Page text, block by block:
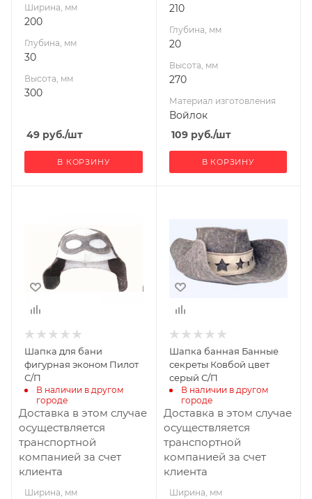
Ширина, мм
200
Глубина, мм
30
Высота, мм
300
49 руб./шт
В КОРЗИНУ
210
Глубина, мм
20
Высота, мм
270
Материал изготовления
Войлок
109руб./шт
В КОРЗИНУ
Глубина, мм
Высота, мм
300
Шапка для бани
фигурная эконом Пилот
С/П
В наличии в другом
городе
Доставка в этом случае
осуществляется
транспортной
компанией за счет
клиента
Ширина, мм
Глубина, мм
380
Высота, мм
40
Шапка банная Банные
секреты Ковбой цвет
серый С/П
В наличии в другом
городе
Доставка в этом случае
осуществляется
транспортной
компанией за счет
клиента
Ширина, мм